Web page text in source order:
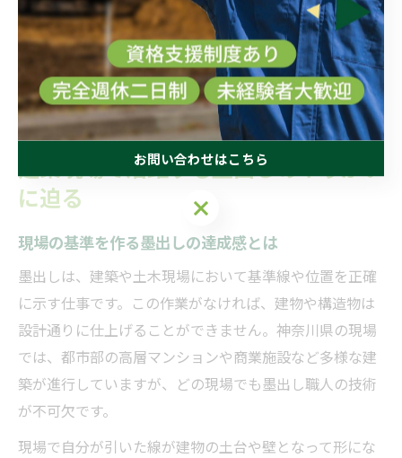
での安全管理意識も評価されるポイントです。未経験者
の場合は、まず現場経験を重ねながらOJTで基礎を学び、
徐々に資格取得を目指すのが一般的なキャリアパスとな
ります。
建築現場で活躍する墨出しのやりがい
に迫る
現場の基準を作る墨出しの達成感とは
墨出しは、建築や土木現場において基準線や位置を正確
に示す仕事です。この作業がなければ、建物や構造物は
設計通りに仕上げることができません。神奈川県の現場
では、都市部の高層マンションや商業施設など多様な建
築が進行していますが、どの現場でも墨出し職人の技術
が不可欠です。
現場で自分が引いた線が建物の土台や壁となって形にな
お問い合わせはこちら
お問い合わせはこちら